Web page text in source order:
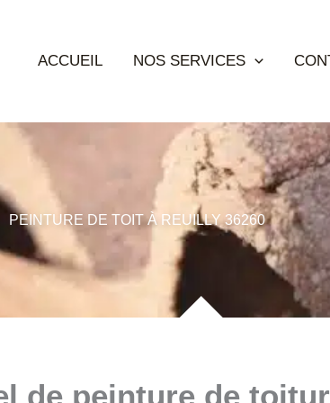
ACCUEIL NOS SERVICES
PEINTURE DE TOIT À REUILLY 36260
de peinture de